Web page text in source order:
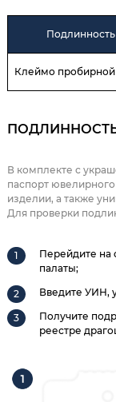
Клеймо
В комплекте с
паспорт
изделии, а также
Для проверки
Перейдите на
палаты;
Введите УИН,
Получите
реестре